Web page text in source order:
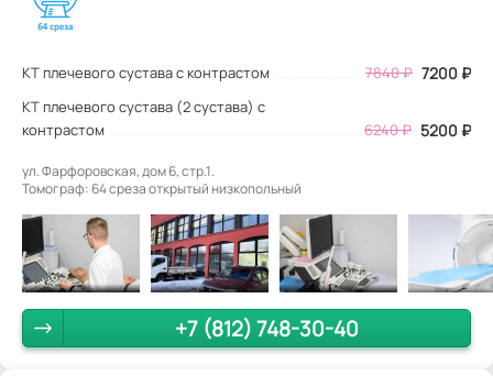
КТ плечевого сустава с контрастом 7840₽ 7200 ₽
КТ плечевого сустава (2 сустава) с
контрастом
6240 ₽ 5200 ₽
ул. Фарфоровская, дом 6, стр.1.
Томограф: 64 среза открытый низкопольный
+7 (812) 748-30-40